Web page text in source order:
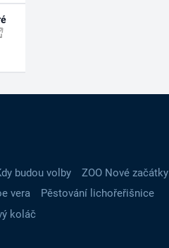
budou volby
ZOO Nové začátky
vera
Pěstování lichořeřišnice
koláč